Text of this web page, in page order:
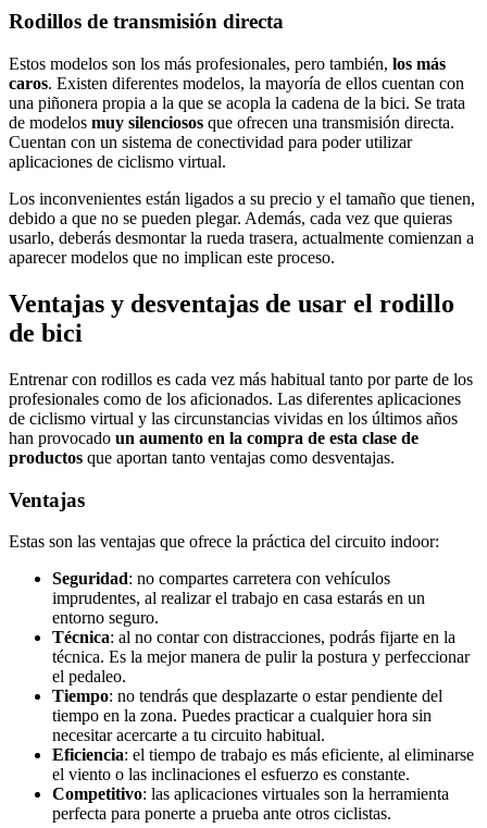
Rodillos de transmisión directa
Estos modelos son los más profesionales, pero también, los más
caros. Existen diferentes modelos, la mayoría de ellos cuentan con
una piñonera propia a la que se acopla la cadena de la bici. Se trata
de modelos muy silenciosos que ofrecen una transmisión directa.
Cuentan con un sistema de conectividad para poder utilizar
aplicaciones de ciclismo virtual.
Los inconvenientes están ligados a su precio y el tamaño que tienen,
debido a que no se pueden plegar. Además, cada vez que quieras
usarlo, deberás desmontar la rueda trasera, actualmente comienzan a
aparecer modelos que no implican este proceso.
Ventajas y desventajas de usar el rodillo
de bici
Entrenar con rodillos es cada vez más habitual tanto por parte de los
profesionales como de los aficionados. Las diferentes aplicaciones
de ciclismo virtual y las circunstancias vividas en los últimos años
han provocado un aumento en la compra de esta clase de
productos que aportan tanto ventajas como desventajas.
Ventajas
Estas son las ventajas que ofrece la práctica del circuito indoor:
Seguridad: no compartes carretera con vehículos
imprudentes, al realizar el trabajo en casa estarás en un
entorno seguro.
Técnica: al no contar con distracciones, podrás fijarte en la
técnica. Es la mejor manera de pulir la postura y perfeccionar
el pedaleo.
Tiempo: no tendrás que desplazarte o estar pendiente del
tiempo en la zona. Puedes practicar a cualquier hora sin
necesitar acercarte a tu circuito habitual.
Eficiencia: el tiempo de trabajo es más eficiente, al eliminarse
el viento o las inclinaciones el esfuerzo es constante.
Competitivo: las aplicaciones virtuales son la herramienta
perfecta para ponerte a prueba ante otros ciclistas.